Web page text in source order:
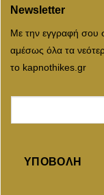
Newsletter
Με την εγγραφή σου
αμέσως όλα τα
το kapnothikes.gr
ΥΠΟΒΟΛΉ